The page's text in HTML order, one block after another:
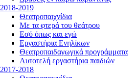
2018-2019
Θεατροπαιχνίδια
Με τα φτερά του θεάτρου
Εσύ όπως και εγώ
Εργαστήρια Ενηλίκων
Θεατροπαιδαγωγικά προγράμματα
Αυτοτελή εργαστήρια παιδιών
2017-2018